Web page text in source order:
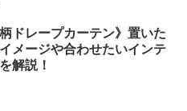
柄ドレープカーテン》置いた
メージや合わせたいインテ
解説！